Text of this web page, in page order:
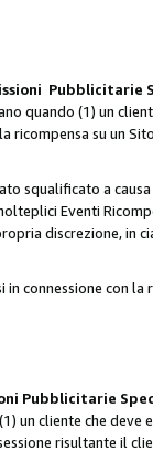
Pubblicitarie
quando (1) un
su un
squalificato a
Eventi
discrezione, in
connessione con
Pubblicitarie
un cliente che
risultante il